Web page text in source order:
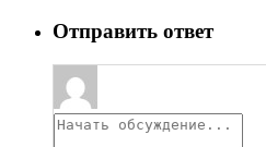
Отправить ответ